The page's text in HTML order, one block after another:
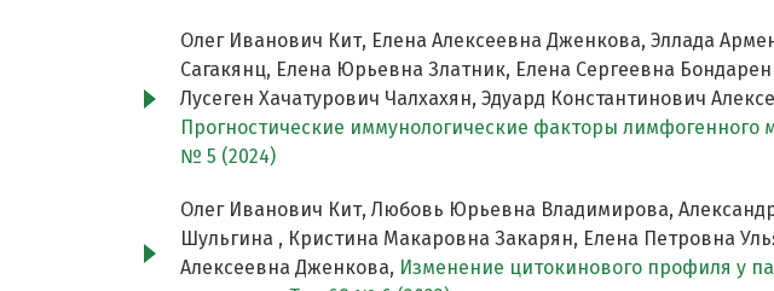
Олег Иванович Кит, Елена Алексеевна Дженкова, Эллада
Сагакянц, Елена Юрьевна Златник, Елена Сергеевна
Лусеген Хачатурович Чалхахян, Эдуард Константинович
Прогностические иммунологические факторы лимфогенного
№ 5 (2024)
Олег Иванович Кит, Любовь Юрьевна Владимирова,
Шульгина , Кристина Макаровна Закарян, Елена Петровна
Алексеевна Дженкова, Изменение цитокинового профиля у